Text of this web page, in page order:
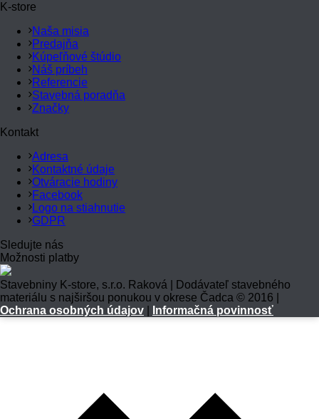
K-store
Naša misia
Predajňa
Kúpeľňové štúdio
Náš príbeh
Referencie
Stavebná poradňa
Značky
Kontakt
Adresa
Kontaktné údaje
Otváracie hodiny
Facebook
Logo na stiahnutie
GDPR
Sledujte nás
Možnosti platby
Stavebniny K-store, s.r.o. Raková | Dodávateľ stavebného
materiálu s najširšou ponukou v okrese Čadca © 2016 |
Ochrana osobných údajov
Informačná povinnosť